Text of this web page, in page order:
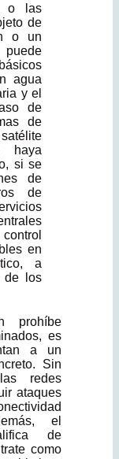
o las
de
o un
puede
agua
y el
de
de
haya
si se
de
de
en
a
de los
prohíbe
es
a un
Sin
redes
ataques
el
de
como